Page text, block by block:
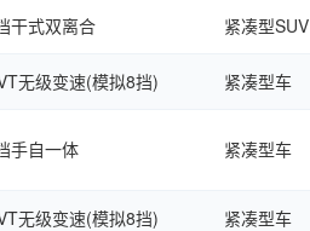
干式双离合 紧凑型SUV
无级变速(模拟8挡) 紧凑型车
手自一体 紧凑型车
无级变速(模拟8挡) 紧凑型车